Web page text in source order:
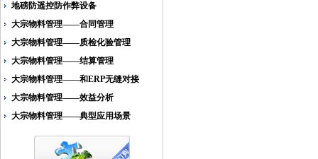
地磅防遥控防作弊设备
大宗物料管理——合同管理
大宗物料管理——质检化验管理
大宗物料管理——结算管理
大宗物料管理——和ERP无缝对接
大宗物料管理——效益分析
大宗物料管理——典型应用场景